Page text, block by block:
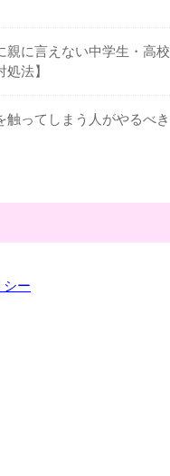
親に言えない中学生・高校
法】
触ってしまう人がやるべき
シー